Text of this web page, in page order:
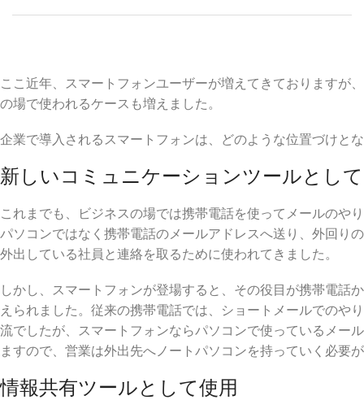
ここ近年、スマートフォンユーザーが増えてきておりますが
の場で使われるケースも増えました。
企業で導入されるスマートフォンは、どのような位置づけと
新しいコミュニケーションツールとして
これまでも、ビジネスの場では携帯電話を使ってメールのや
パソコンではなく携帯電話のメールアドレスへ送り、外回り
外出している社員と連絡を取るために使われてきました。
しかし、スマートフォンが登場すると、その役目が携帯電話
えられました。従来の携帯電話では、ショートメールでのや
流でしたが、スマートフォンならパソコンで使っているメー
ますので、営業は外出先へノートパソコンを持っていく必要
情報共有ツールとして使用